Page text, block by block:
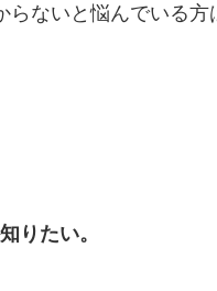
ないと悩んでいる方
りたい。